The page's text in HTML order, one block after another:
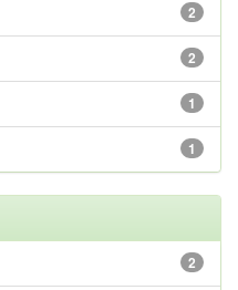
2
2
1
1
2